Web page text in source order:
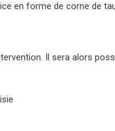
en forme de corne de
Il sera alors